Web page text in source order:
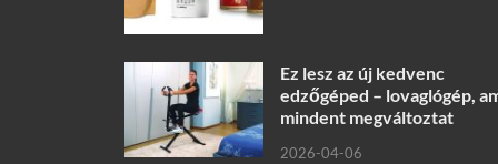
Ez lesz az új kedvenc
edzőgéped – lovaglógép,
mindent megváltoztat
2026-04-06